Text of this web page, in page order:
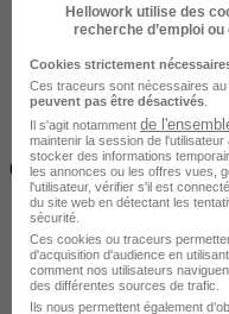
(14h)
Hellowork utilise des
recherche d’emploi
Cookies strictement
Ces traceurs sont nécessaires
peuvent pas être désactivés
Il s'agit notamment de
maintenir la session de
stocker des informations
les annonces ou les offres vues,
l'utilisateur, vérifier s'il est
du site web en détectant les
sécurité.
Ces cookies ou traceurs
d'acquisition d'audience en
comment nos utilisateurs
des différentes sources de trafic.
Ils nous permettent également